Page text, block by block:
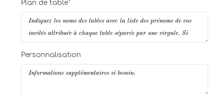
Plan de table*
Personnalisation